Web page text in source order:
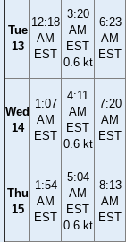
Tue
13
12:18
AM
EST
3:20
AM
EST
0.6 kt
6:23
AM
EST
Wed
14
1:07
AM
EST
4:11
AM
EST
0.6 kt
7:20
AM
EST
Thu
15
1:54
AM
EST
5:04
AM
EST
0.6 kt
8:13
AM
EST